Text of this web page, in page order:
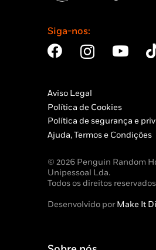
Siga-nos:
Aviso Legal
Política de Cookies
Política de segurança e
Ajuda, Termos e Condições
© 2026 Penguin Random
Unipessoal Lda.
Todos os direitos
Desenvolvido porMake It